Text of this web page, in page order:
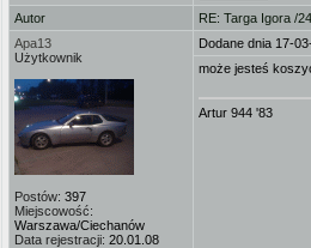
Autor
RE: Targa Igora /
Apa13
Użytkownik
Postów: 397
Miejscowość:
Warszawa/Ciechanów
Data rejestracji: 20.01.08
Dodane dnia 17-
może jesteś
Artur 944 '83